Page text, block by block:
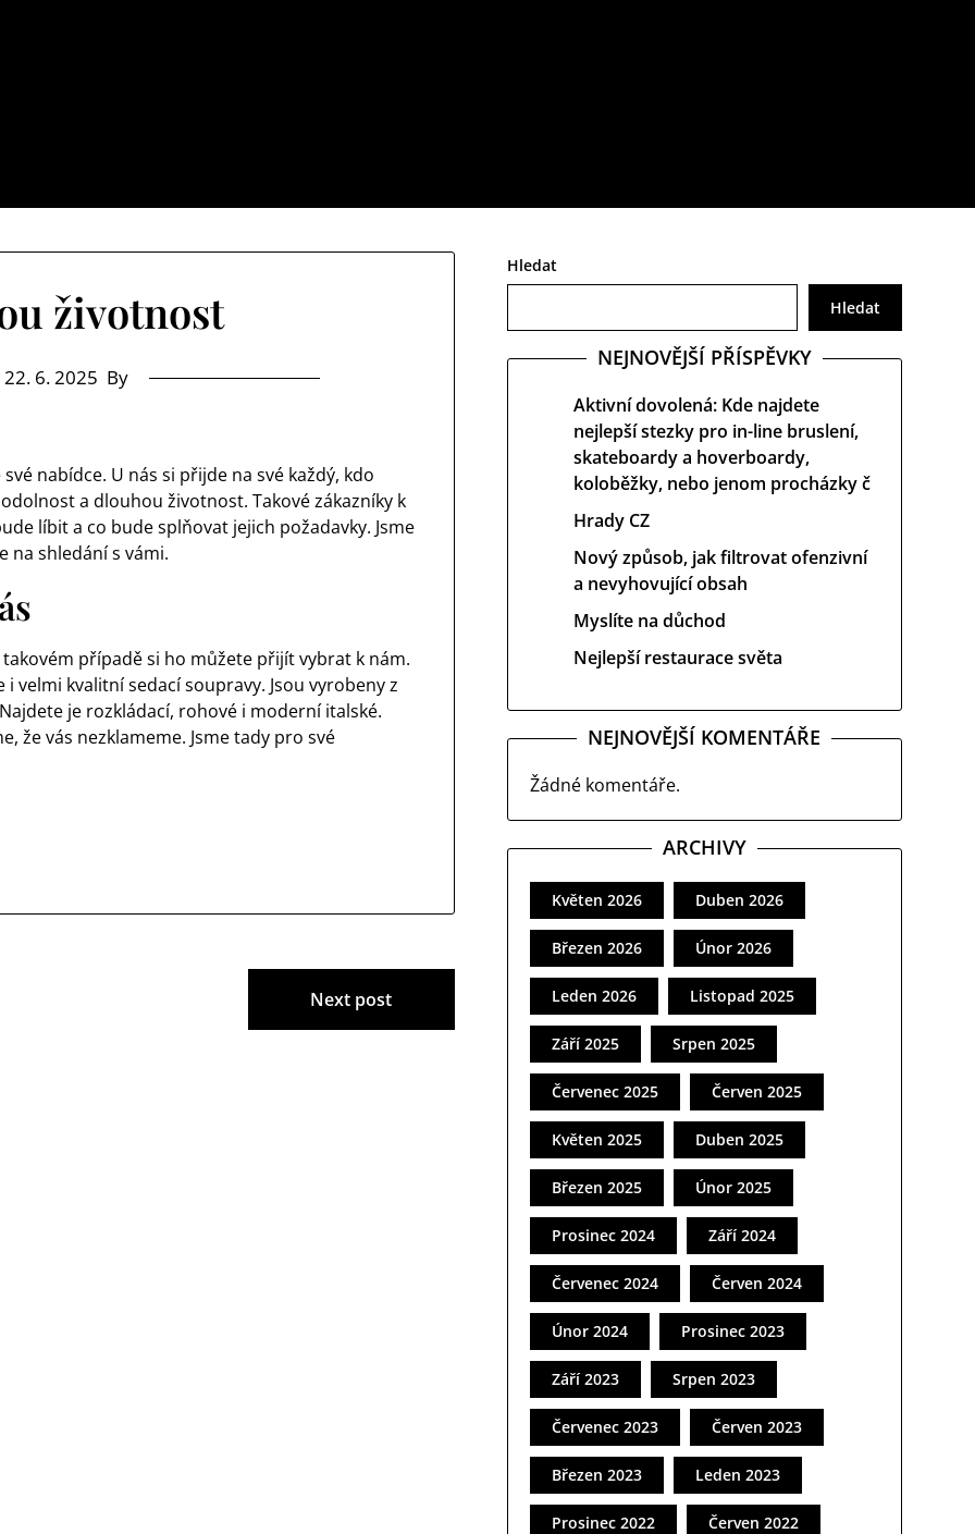
životnost
22. 6. 2025 By
své nabídce. U nás si přijde na své každý, kdo
a dlouhou životnost. Takové zákazníky k
líbit a co bude splňovat jejich požadavky. Jsme
na shledání s vámi.
případě si ho můžete přijít vybrat k nám.
velmi kvalitní sedací soupravy. Jsou vyrobeny z
je rozkládací, rohové i moderní italské.
že vás nezklameme. Jsme tady pro své
Next post
Hledat
Hledat
NEJNOVĚJŠÍ PŘÍSPĚVKY
Aktivní dovolená: Kde najdete
nejlepší stezky pro in-line bruslení,
skateboardy a hoverboardy,
koloběžky, nebo jenom procházky č
Hrady CZ
Nový způsob, jak filtrovat ofenzivní
a nevyhovující obsah
Myslíte na důchod
Nejlepší restaurace světa
NEJNOVĚJŠÍ KOMENTÁŘE
Žádné komentáře.
ARCHIVY
Květen 2026 Duben 2026
Březen 2026 Únor 2026
Leden 2026 Listopad 2025
Září 2025 Srpen 2025
Červenec 2025 Červen 2025
Květen 2025 Duben 2025
Březen 2025 Únor 2025
Prosinec 2024 Září 2024
Červenec 2024 Červen 2024
Únor 2024 Prosinec 2023
Září 2023 Srpen 2023
Červenec 2023 Červen 2023
Březen 2023 Leden 2023
Prosinec 2022 Červen 2022